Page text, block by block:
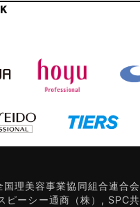
理美容事業協同組合連合会
ピーシー通商（株）, SPC共